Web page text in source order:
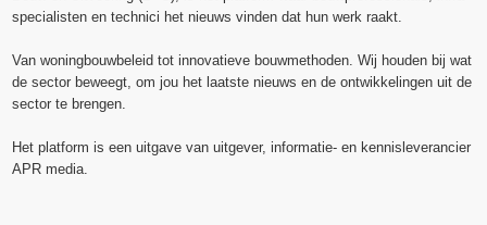
specialisten en technici het nieuws vinden dat hun werk raakt.
Van woningbouwbeleid tot innovatieve bouwmethoden. Wij houden bij wat
de sector beweegt, om jou het laatste nieuws en de ontwikkelingen uit de
sector te brengen.
Het platform is een uitgave van uitgever, informatie- en kennisleverancier
APR media.